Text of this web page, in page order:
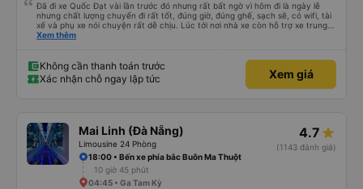
Đã đi xe Quốc Đạt vài lần trước đó nhưng rất bất ngờ vì hôm đi là ngày lễ
nhưng chất lượng chuyến đi rất tốt, đúng giờ, đúng ghế, sạch sẽ, có wifi, tài
xế và phụ xe nói chuyện rất dễ chịu. Lúc tới nơi nhà xe còn hỗ trợ xe trung
chuyển tới tận nhà. 10đ cho nhà xe, hy vọng nhà xe duy trì được chất lượng
Xem thêm
Không cần thanh toán trước
Xác nhận chỗ ngay lập tức
Xem giá
Mai Linh (Đà Nẵng)
Limousine 24 Phòng
4.7
(1143 đánh giá)
18:00 • Bến xe phía bắc Buôn Ma Thuột
10 giờ 45 phút
04:45 • Ga Tam Kỳ